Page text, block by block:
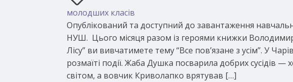
молодших класів
Опублікований та доступний до завантаження
НУШ. Цього місяця разом із героями книжки
Лісу” ви вивчатимете тему “Все пов’язане з усім”. У
розмаїті події. Жаба Душка посварила добрих сусідів —
світом, а вовчик Криволапко врятував […]